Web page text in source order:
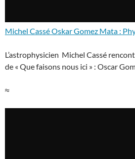
Michel Cassé Oskar Gomez Mata :
L’astrophysicien Michel Cassé
de « Que faisons nous ici » : Oscar
≈